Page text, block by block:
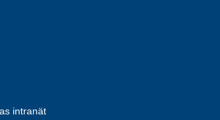
intranät